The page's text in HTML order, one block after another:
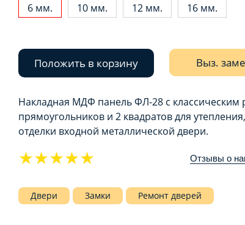
6 мм.
10 мм. 12 мм. 16 мм.
Положить в корзину Выз.
Накладная МДФ панель ФЛ-28 с классическим
прямоугольников и 2 квадратов для
отделки входной металлической двери.
★★★★★ Отзывы о
Двери Замки Ремонт дверей